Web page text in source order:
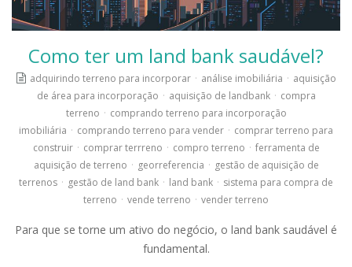
Como ter um land bank saudável?
adquirindo terreno para incorporar · análise imobiliária · aquisição
de área para incorporação · aquisição de landbank · compra
terreno · comprando terreno para incorporação
imobiliária · comprando terreno para vender · comprar terreno para
construir · comprar terrreno · compro terreno · ferramenta de
aquisição de terreno · georreferencia · gestão de aquisição de
terrenos · gestão de land bank · land bank · sistema para compra de
terreno · vende terreno · vender terreno
Para que se torne um ativo do negócio, o land bank saudável é
fundamental.